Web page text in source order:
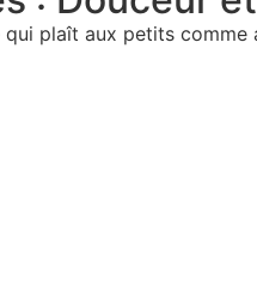
plaît aux petits